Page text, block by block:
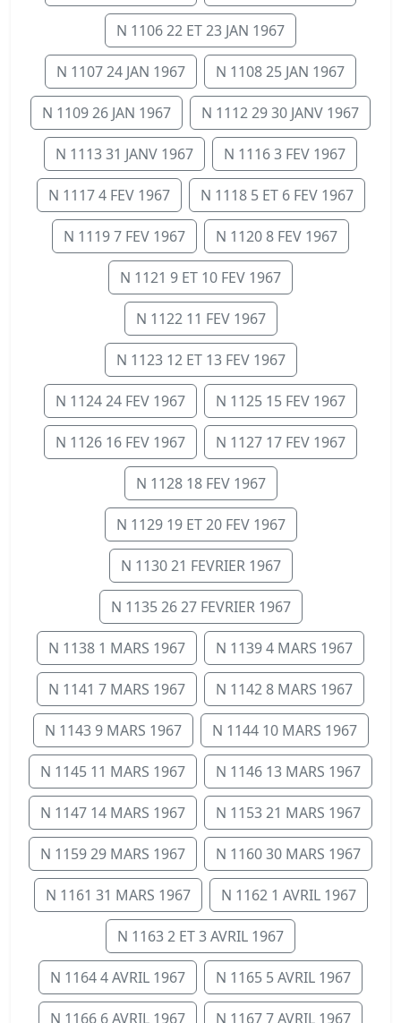
N 1106 22 ET 23 JAN 1967
N 1107 24 JAN 1967 N 1108 25 JAN 1967
N 1109 26 JAN 1967 N 1112 29 30 JANV 1967
N 1113 31 JANV 1967 N 1116 3 FEV 1967
N 1117 4 FEV 1967 N 1118 5 ET 6 FEV 1967
N 1119 7 FEV 1967 N 1120 8 FEV 1967
N 1121 9 ET 10 FEV 1967
N 1122 11 FEV 1967
N 1123 12 ET 13 FEV 1967
N 1124 24 FEV 1967 N 1125 15 FEV 1967
N 1126 16 FEV 1967 N 1127 17 FEV 1967
N 1128 18 FEV 1967
N 1129 19 ET 20 FEV 1967
N 1130 21 FEVRIER 1967
N 1135 26 27 FEVRIER 1967
N 1138 1 MARS 1967 N 1139 4 MARS 1967
N 1141 7 MARS 1967 N 1142 8 MARS 1967
N 1143 9 MARS 1967 N 1144 10 MARS 1967
N 1145 11 MARS 1967 N 1146 13 MARS 1967
N 1147 14 MARS 1967 N 1153 21 MARS 1967
N 1159 29 MARS 1967 N 1160 30 MARS 1967
N 1161 31 MARS 1967 N 1162 1 AVRIL 1967
N 1163 2 ET 3 AVRIL 1967
N 1164 4 AVRIL 1967 N 1165 5 AVRIL 1967
N 1166 6 AVRIL 1967 N 1167 7 AVRIL 1967